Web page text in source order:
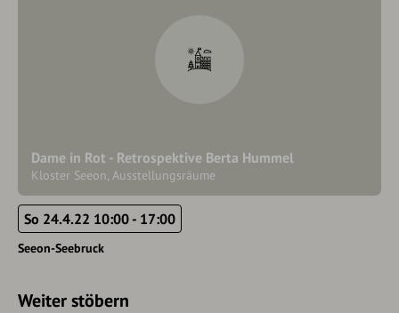
Dame in Rot - Retrospektive Berta Hummel
Kloster Seeon, Ausstellungsräume
So 24.4.22 10:00 - 17:00
Seeon-Seebruck
Weiter stöbern